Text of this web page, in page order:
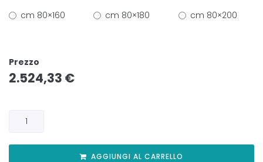
cm 80×160
cm 80×180 cm 80×200
Prezzo
2.524,33 €
AGGIUNGI AL CARRELLO